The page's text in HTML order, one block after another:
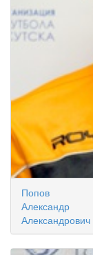
Попов
Александр
Александрович